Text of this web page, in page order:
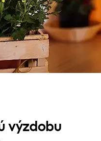
výzdobu